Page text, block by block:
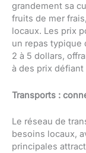
grandement sa
fruits de mer
locaux. Les prix
un repas typique
2 à 5 dollars,
à des prix
Transports :
Le réseau de
besoins locaux,
principales